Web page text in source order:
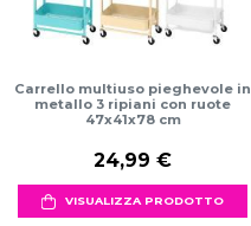
Carrello multiuso pieghevole in
metallo 3 ripiani con ruote
47x41x78 cm
24,99 €
VISUALIZZA PRODOTTO